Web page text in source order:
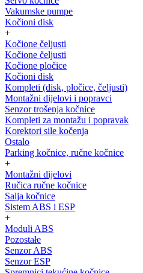
Vakumske pumpe
Kočioni disk
+
Kočione čeljusti
Kočione čeljusti
Kočione pločice
Kočioni disk
Kompleti (disk, pločice, čeljusti)
Montažni dijelovi i popravci
Senzor trošenja kočnice
Kompleti za montažu i popravak
Korektori sile kočenja
Ostalo
Parking kočnice, ručne kočnice
+
Montažni dijelovi
Ručica ručne kočnice
Salja kočnice
Sistem ABS i ESP
+
Moduli ABS
Pozostałe
Senzor ABS
Senzor ESP